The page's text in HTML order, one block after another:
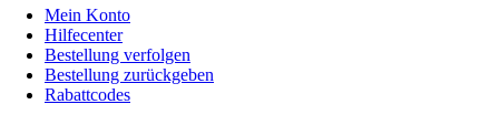
Mein Konto
Hilfecenter
Bestellung verfolgen
Bestellung zurückgeben
Rabattcodes